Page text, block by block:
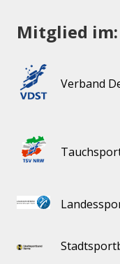
Mitglied im:
Verband